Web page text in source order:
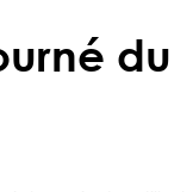
du